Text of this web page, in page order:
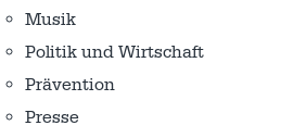
Musik
Politik und Wirtschaft
Prävention
Presse